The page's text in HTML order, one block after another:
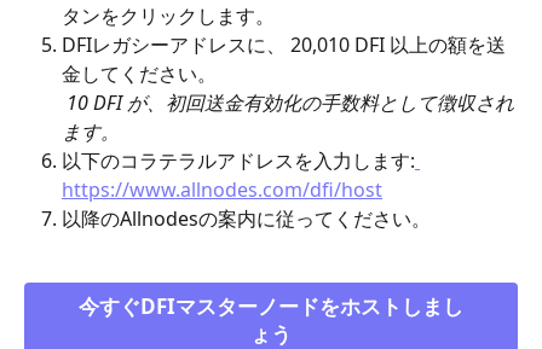
タンをクリックします。
DFIレガシーアドレスに、 20,010 DFI 以上の額を送
金してください。
10 DFI が、初回送金有効化の手数料として徴収され
ます。
以下のコラテラルアドレスを入力します:
https://www.allnodes.com/dfi/host
以降のAllnodesの案内に従ってください。
今すぐDFIマスターノードをホストしまし
ょう